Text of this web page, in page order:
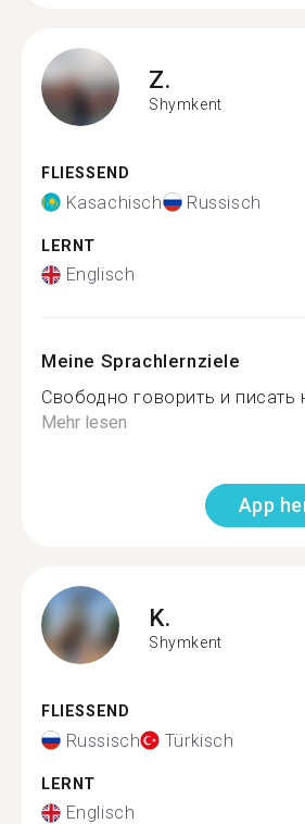
Z.
Shymkent
FLIESSEND
Kasachisch Russisch
LERNT
Englisch
Meine Sprachlernziele
Свободно говорить и писать
Mehr lesen
App
K.
Shymkent
FLIESSEND
Russisch Türkisch
LERNT
Englisch